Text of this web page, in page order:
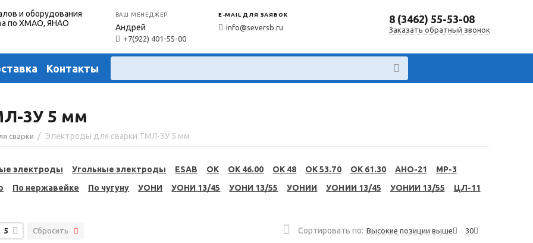
и оборудования
по ХМАО, ЯНАО
ВАШ МЕНЕДЖЕР
Андрей
+7(922) 401-55-00
E-MAIL ДЛЯ ЗАЯВОК
info@seversb.ru
8 (3462) 55-53-08
Заказать обратный звонок
Контакты
3У 5 мм
сварки / Электроды для сварки ТМЛ-3У 5 мм
электроды Угольные электроды ESAB OK OK 46.00 OK 48 OK 53.70 OK 61.30 АНО-21
МР-3
По нержавейке По чугуну УОНИ УОНИ 13/45 УОНИ 13/55 УОНИИ УОНИИ 13/45 УОНИИ 13/55
ЦЛ-11
5 Сбросить Сортировать по: Высокие позиции выше 30